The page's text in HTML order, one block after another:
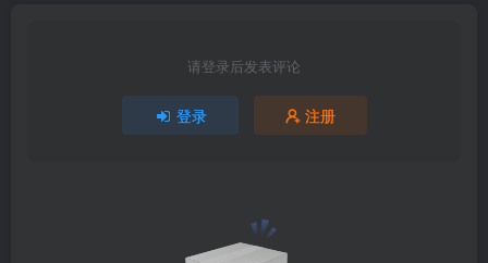
请登录后发表评论
登录 注册